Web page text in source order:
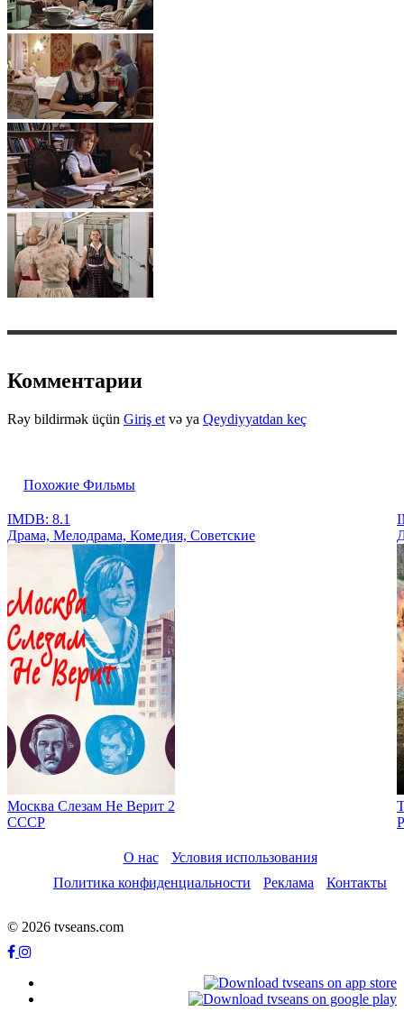
Комментарии
Rəy bildirmək üçün Giriş et və ya Qeydiyyatdan keç
Похожие Фильмы
IMDB: 8.1
Драма, Мелодрама, Комедия, Советские
Москва Слезам Не Верит 2
СССР
О нас
Условия использования
Политика конфиденциальности
Реклама Контакты
© 2026 tvseans.com